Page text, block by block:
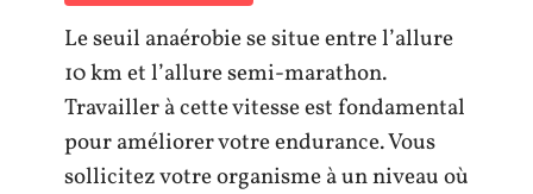
Le seuil anaérobie se situe entre l’allure
10 km et l’allure semi-marathon.
Travailler à cette vitesse est fondamental
pour améliorer votre endurance. Vous
sollicitez votre organisme à un niveau où